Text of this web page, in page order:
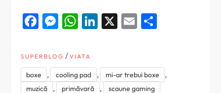
Facebook
Messenger
WhatsApp
LinkedIn
X Email
SUPERBLOG /VIATA
boxe , cooling pad , mi-ar trebui boxe ,
muzică , primăvară , scaune gaming